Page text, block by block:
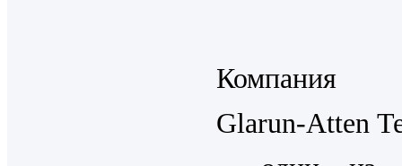
Компания
Glarun-Atten